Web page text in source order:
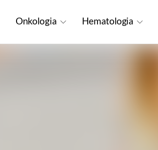
Onkologia Hematologia